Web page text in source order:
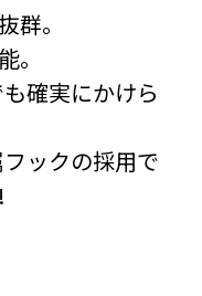
ー
バー
リーン
群。
。
確実にかけら
ックの採用で